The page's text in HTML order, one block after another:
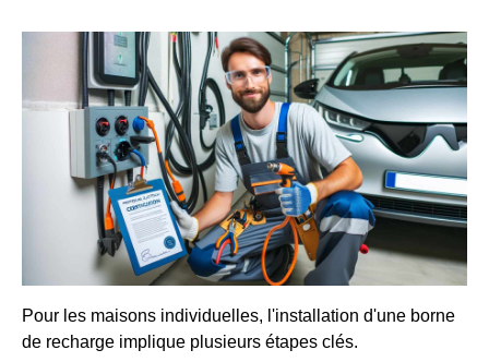
Pour les maisons individuelles, l'installation d'une borne
de recharge implique plusieurs étapes clés.